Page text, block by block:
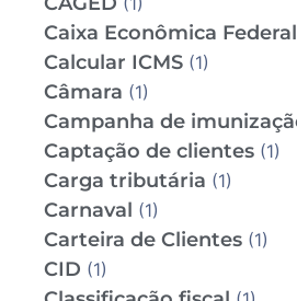
Caixa Econômica Federal
Calcular ICMS (1)
Câmara (1)
Campanha de
Captação de clientes (1)
Carga tributária (1)
Carnaval (1)
Carteira de Clientes (1)
CID (1)